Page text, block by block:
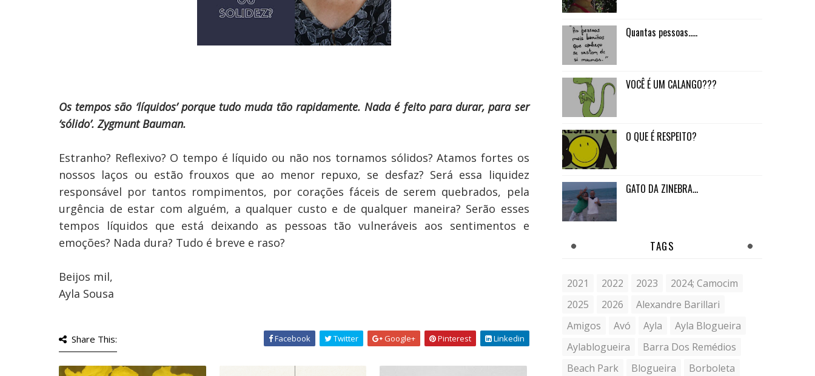
Os tempos são ‘líquidos’ porque tudo muda tão rapidamente. Nada é feito para durar, para ser
‘sólido’. Zygmunt Bauman.
Estranho? Reflexivo? O tempo é líquido ou não nos tornamos sólidos? Atamos fortes os
nossos laços ou estão frouxos que ao menor repuxo, se desfaz? Será essa liquidez
responsável por tantos rompimentos, por corações fáceis de serem quebrados, pela
urgência de estar com alguém, a qualquer custo e de qualquer maneira? Serão esses
tempos líquidos que está deixando as pessoas tão vulneráveis aos sentimentos e
emoções? Nada dura? Tudo é breve e raso?
Beijos mil,
Ayla Sousa
Share This: Facebook Twitter Google+ Pinterest Linkedin
Quantas pessoas.....
VOCÊ É UM CALANGO???
O QUE É RESPEITO?
GATO DA ZINEBRA...
TAGS
2021 2022 2023
2024; Camocim
2025
2026
Alexandre Barillari
Amigos
Avó Ayla
Ayla Blogueira
Aylablogueira
Barra Dos Remédios
Beach Park
Blogueira
Borboleta